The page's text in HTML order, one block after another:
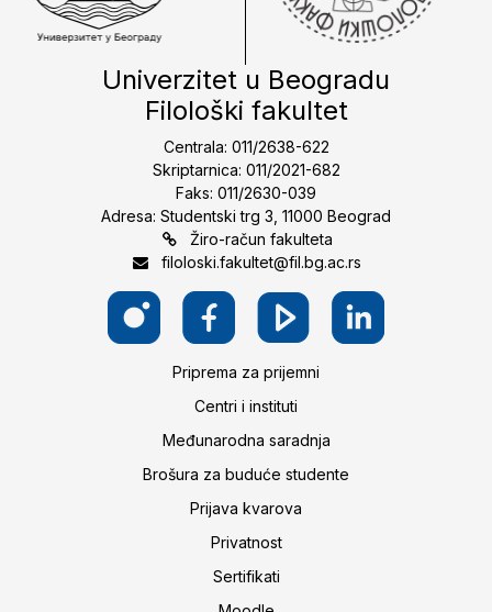
Univerzitet u Beogradu
Filološki fakultet
Centrala: 011/2638-622
Skriptarnica: 011/2021-682
Faks: 011/2630-039
Adresa: Studentski trg 3, 11000 Beograd
Žiro-račun fakulteta
filoloski.fakultet@fil.bg.ac.rs
Priprema za prijemni
Centri i instituti
Međunarodna saradnja
Brošura za buduće studente
Prijava kvarova
Privatnost
Sertifikati